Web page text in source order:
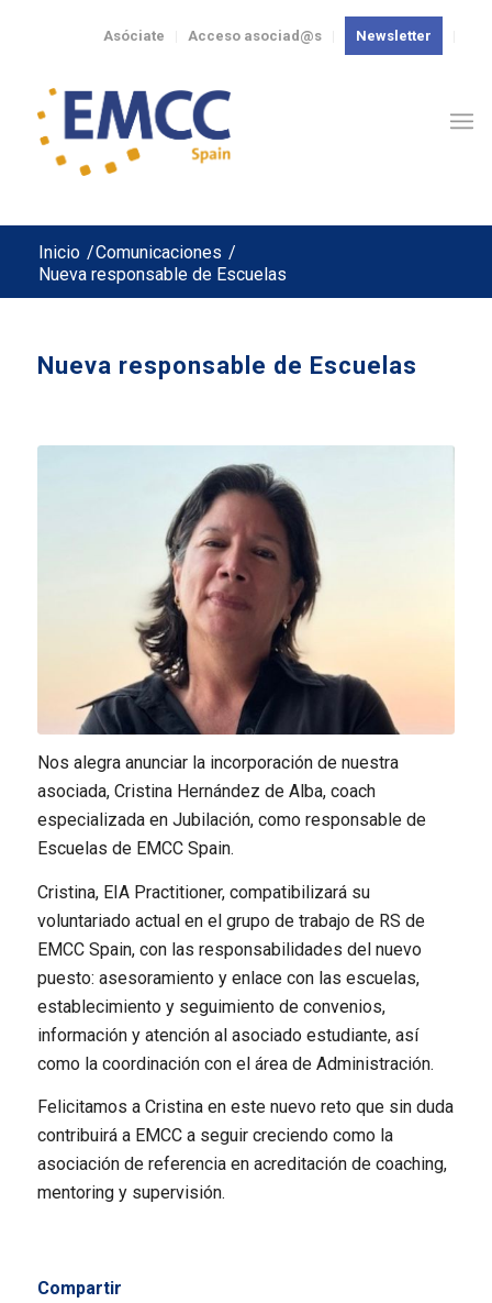
Newsletter
Acceso asociad@s
Asóciate
Inicio /Comunicaciones /
Nueva responsable de Escuelas
Nueva responsable de Escuelas
Nos alegra anunciar la incorporación de nuestra
asociada, Cristina Hernández de Alba, coach
especializada en Jubilación, como responsable de
Escuelas de EMCC Spain.
Cristina, EIA Practitioner, compatibilizará su
voluntariado actual en el grupo de trabajo de RS de
EMCC Spain, con las responsabilidades del nuevo
puesto: asesoramiento y enlace con las escuelas,
establecimiento y seguimiento de convenios,
información y atención al asociado estudiante, así
como la coordinación con el área de Administración.
Felicitamos a Cristina en este nuevo reto que sin duda
contribuirá a EMCC a seguir creciendo como la
asociación de referencia en acreditación de coaching,
mentoring y supervisión.
Compartir